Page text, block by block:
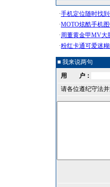
■ 我来说两句
用 户：
请各位遵纪守法并